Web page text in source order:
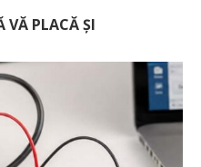
VĂ PLACĂ ȘI